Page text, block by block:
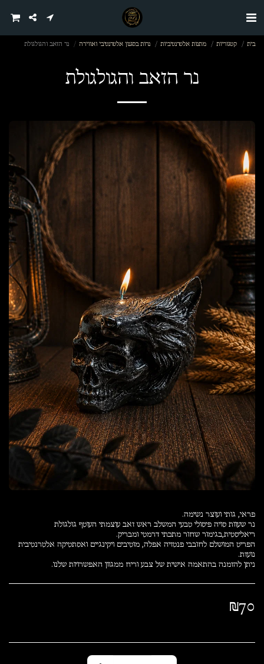
בית קטגוריות מתנות אלטרנטיביות נרות בסגנון אלטרנטיבי ואווירה נר הזאב והגולגולת
נר הזאב והגולגולת
נר שעוות סויה פיסולי טבעי המשלב ראש זאב עוצמתי העוטף גולגולת
הפריט המושלם לחובבי פנטזיה אפלה, מוטיבים ויקינגיים ואסתטיקה אלטרנטיבית
ניתן להזמנה בהתאמה אישית של צבע וריח ממגוון האפשרויות שלנו.
₪70